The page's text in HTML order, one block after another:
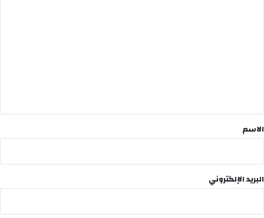
*
الاسم
البريد الإلكتروني